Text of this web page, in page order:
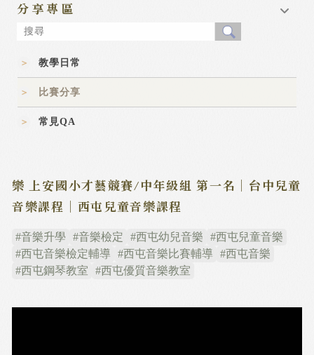
分享專區
教學日常
比賽分享
常見QA
樂 上安國小才藝競賽/中年級組 第一名｜台中兒童
音樂課程｜西屯兒童音樂課程
#音樂升學 #音樂檢定 #西屯幼兒音樂
#西屯兒童音樂
#西屯音樂檢定輔導
#西屯音樂比賽輔導 #西屯音樂
#西屯鋼琴教室
#西屯優質音樂教室